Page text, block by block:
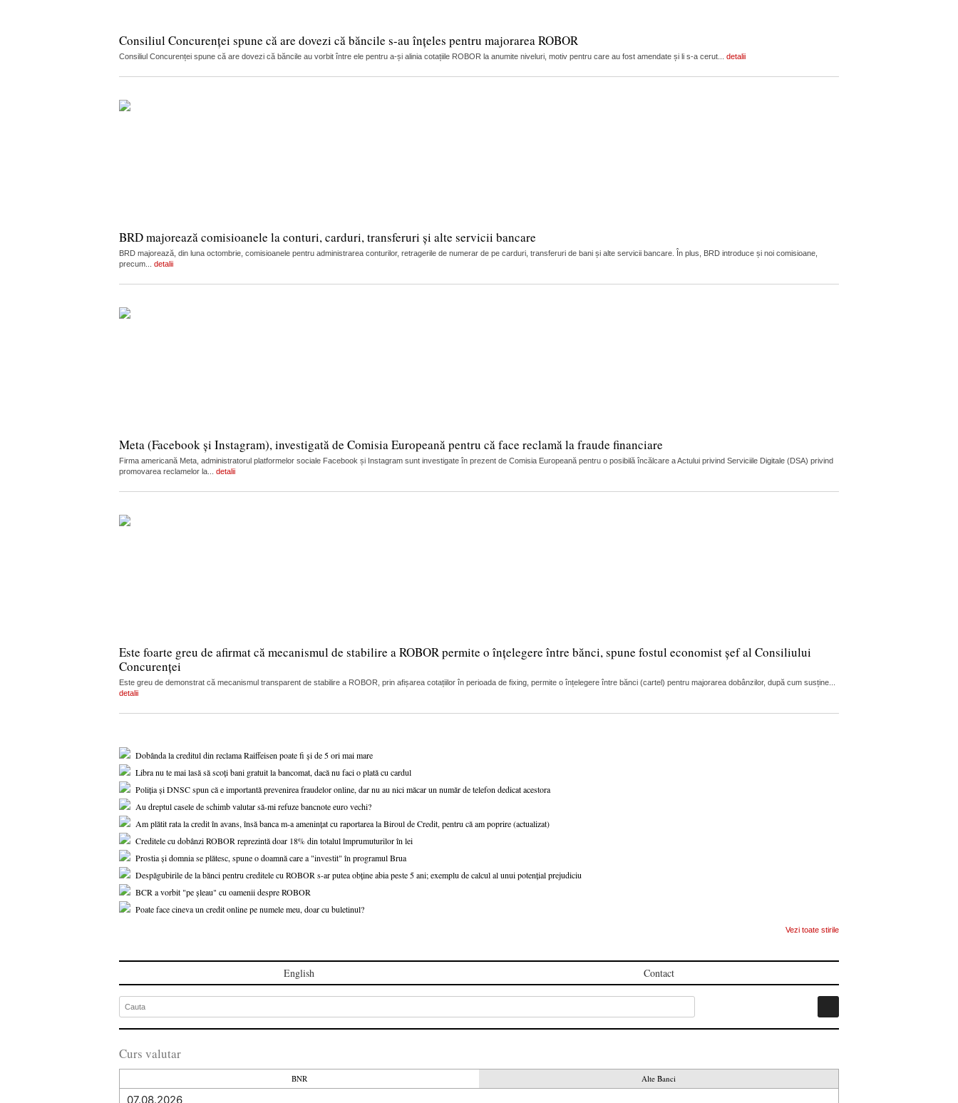
Consiliul Concurenței spune că are dovezi că băncile s-au înțeles pentru majorarea ROBOR
Consiliul Concurenței spune că are dovezi că băncile au vorbit între ele pentru a-și alinia cotațiile ROBOR la anumite niveluri, motiv pentru care au fost amendate și li s-a cerut... detalii
BRD majorează comisioanele la conturi, carduri, transferuri și alte servicii bancare
BRD majorează, din luna octombrie, comisioanele pentru administrarea conturilor, retragerile de numerar de pe carduri, transferuri de bani și alte servicii bancare. În plus, BRD introduce și noi comisioane,
precum... detalii
Meta (Facebook și Instagram), investigată de Comisia Europeană pentru că face reclamă la fraude financiare
Firma americană Meta, administratorul platformelor sociale Facebook și Instagram sunt investigate în prezent de Comisia Europeană pentru o posibilă încălcare a Actului privind Serviciile Digitale (DSA) privind
promovarea reclamelor la... detalii
Este foarte greu de afirmat că mecanismul de stabilire a ROBOR permite o înțelegere între bănci, spune fostul economist șef al Consiliului
Concurenței
Este greu de demonstrat că mecanismul transparent de stabilire a ROBOR, prin afișarea cotațiilor în perioada de fixing, permite o înțelegere între bănci (cartel) pentru majorarea dobânzilor, după cum susține...
detalii
Dobânda la creditul din reclama Raiffeisen poate fi și de 5 ori mai mare
Libra nu te mai lasă să scoți bani gratuit la bancomat, dacă nu faci o plată cu cardul
Poliția și DNSC spun că e importantă prevenirea fraudelor online, dar nu au nici măcar un număr de telefon dedicat acestora
Au dreptul casele de schimb valutar să-mi refuze bancnote euro vechi?
Am plătit rata la credit în avans, însă banca m-a amenințat cu raportarea la Biroul de Credit, pentru că am poprire (actualizat)
Creditele cu dobânzi ROBOR reprezintă doar 18% din totalul împrumuturilor în lei
Prostia și domnia se plătesc, spune o doamnă care a "investit" în programul Brua
Despăgubirile de la bănci pentru creditele cu ROBOR s-ar putea obține abia peste 5 ani; exemplu de calcul al unui potențial prejudiciu
BCR a vorbit "pe șleau" cu oamenii despre ROBOR
Poate face cineva un credit online pe numele meu, doar cu buletinul?
Vezi toate stirile
English Contact
Curs valutar
BNR Alte Banci
07.08.2026